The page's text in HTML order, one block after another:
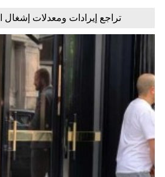
تراجع إيرادات ومعدلات إشغال